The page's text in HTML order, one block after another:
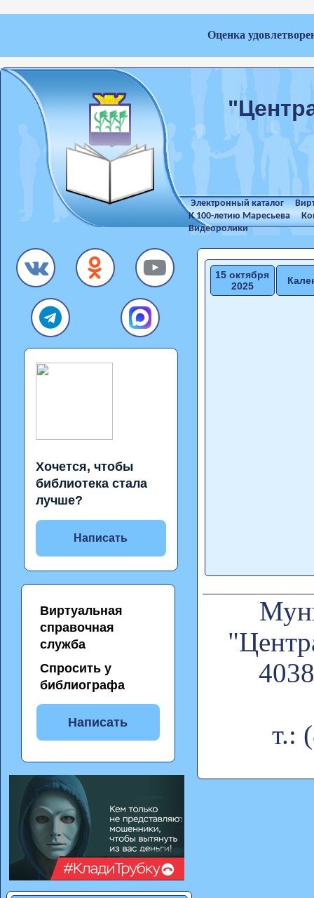
Оценка
Электронный каталог
К 100-летию Маресьева
Видеоролики
Хочется, чтобы
библиотека стала
лучше?
Написать
Виртуальная
справочная
служба
Спросить у
библиографа
Написать
15 октября
2025
т.: